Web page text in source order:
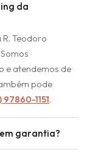
da
R. Teodoro
e atendemos de
pode
97860-1151.
garantia?